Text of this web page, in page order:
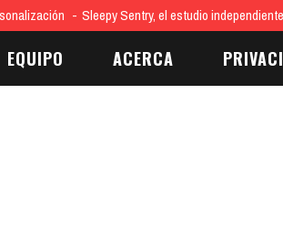
Sleepy Sentry, el estudio
EQUIPO ACERCA